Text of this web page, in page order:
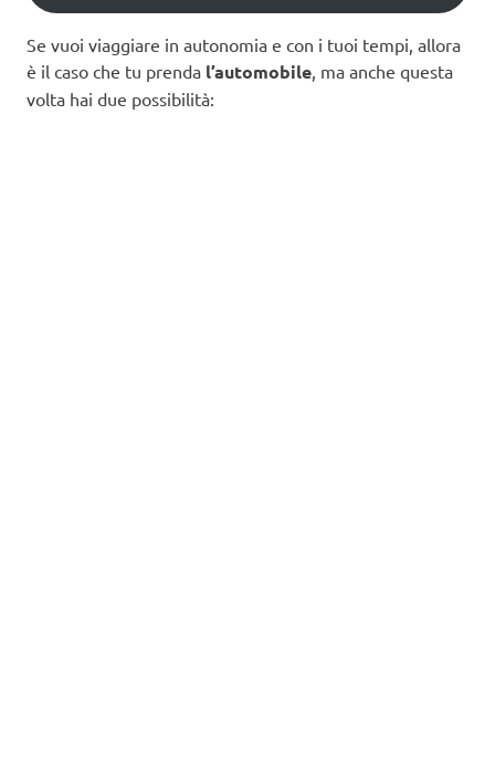
Se vuoi viaggiare in autonomia e con i tuoi tempi, allora
è il caso che tu prenda l’automobile, ma anche questa
volta hai due possibilità: